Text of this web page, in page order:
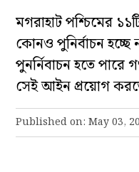
মগরাহাট পশ্চিমের
কোনও পুনির্বাচন হচ্ছে
পুনর্নিবাচন হতে
সেই আইন প্র‍য়োগ
Published on: May 03,